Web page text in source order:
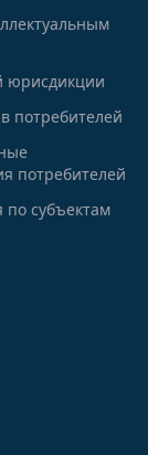
юрисдикции
потребителей
потребителей
субъектам